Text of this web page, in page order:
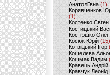
Анатоліївна (1)
Корявченков
(1)
Костенко Євген
Костицький
Костюшко Олег
Косюк Юрій (15)
Котвіцький Ігор
Кошелєва
Кошмак Вадим
Кравець Андрій
Кравчук